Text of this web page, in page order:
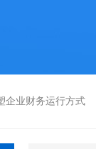
企业财务运行方式